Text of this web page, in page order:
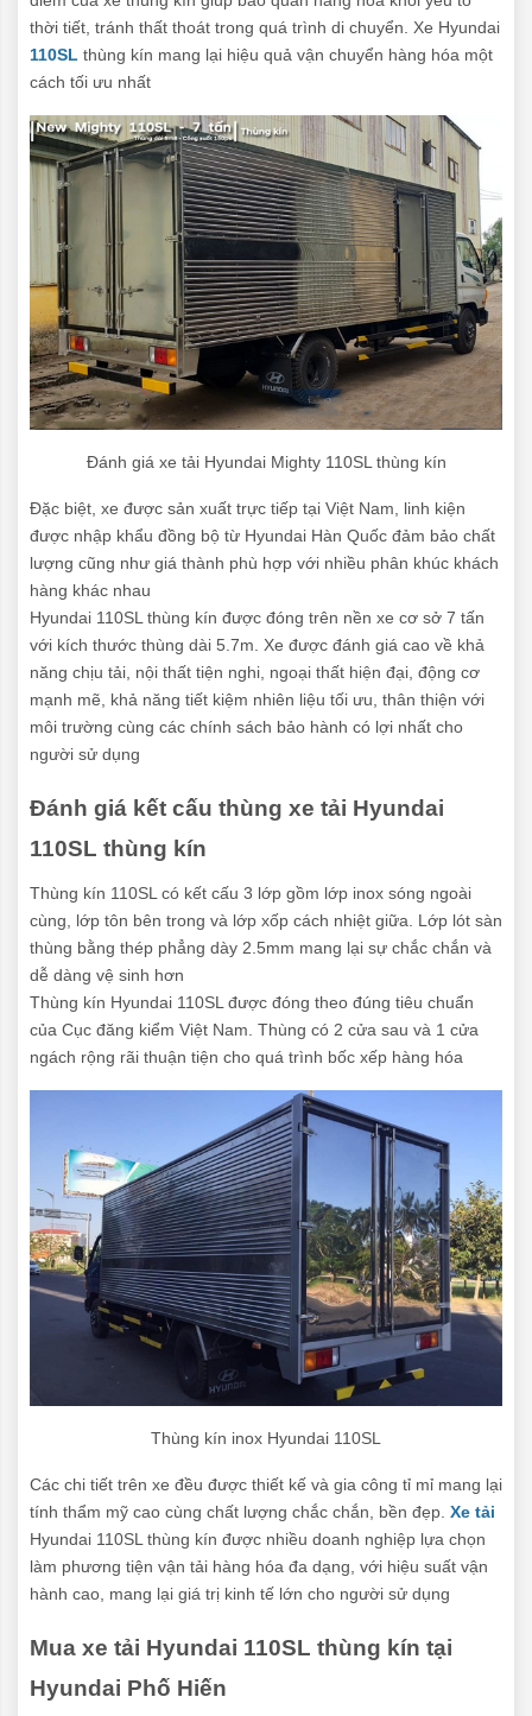
thời tiết, tránh thất thoát trong quá trình di chuyển. Xe Hyundai
110SL thùng kín mang lại hiệu quả vận chuyển hàng hóa một
cách tối ưu nhất
Đánh giá xe tải Hyundai Mighty 110SL thùng kín
Đặc biệt, xe được sản xuất trực tiếp tại Việt Nam, linh kiện
được nhập khẩu đồng bộ từ Hyundai Hàn Quốc đảm bảo chất
lượng cũng như giá thành phù hợp với nhiều phân khúc khách
hàng khác nhau
Hyundai 110SL thùng kín được đóng trên nền xe cơ sở 7 tấn
với kích thước thùng dài 5.7m. Xe được đánh giá cao về khả
năng chịu tải, nội thất tiện nghi, ngoại thất hiện đại, động cơ
mạnh mẽ, khả năng tiết kiệm nhiên liệu tối ưu, thân thiện với
môi trường cùng các chính sách bảo hành có lợi nhất cho
người sử dụng
Đánh giá kết cấu thùng xe tải Hyundai
110SL thùng kín
Thùng kín 110SL có kết cấu 3 lớp gồm lớp inox sóng ngoài
cùng, lớp tôn bên trong và lớp xốp cách nhiệt giữa. Lớp lót sàn
thùng bằng thép phẳng dày 2.5mm mang lại sự chắc chắn và
dễ dàng vệ sinh hơn
Thùng kín Hyundai 110SL được đóng theo đúng tiêu chuẩn
của Cục đăng kiểm Việt Nam. Thùng có 2 cửa sau và 1 cửa
ngách rộng rãi thuận tiện cho quá trình bốc xếp hàng hóa
Thùng kín inox Hyundai 110SL
Các chi tiết trên xe đều được thiết kế và gia công tỉ mỉ mang lại
tính thẩm mỹ cao cùng chất lượng chắc chắn, bền đẹp. Xe tải
Hyundai 110SL thùng kín được nhiều doanh nghiệp lựa chọn
làm phương tiện vận tải hàng hóa đa dạng, với hiệu suất vận
hành cao, mang lại giá trị kinh tế lớn cho người sử dụng
Mua xe tải Hyundai 110SL thùng kín tại
Hyundai Phố Hiến